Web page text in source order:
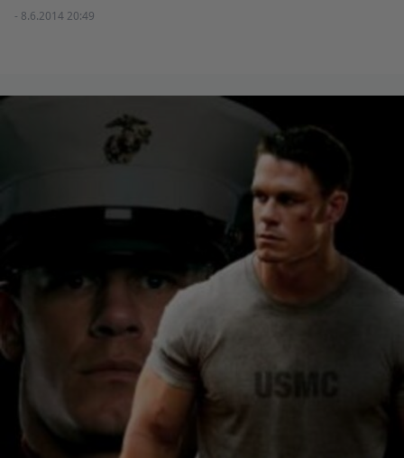
- 8.6.2014 20:49